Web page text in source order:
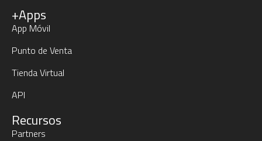
+Apps
App Móvil
Punto de Venta
Tienda Virtual
API
Recursos
Partners